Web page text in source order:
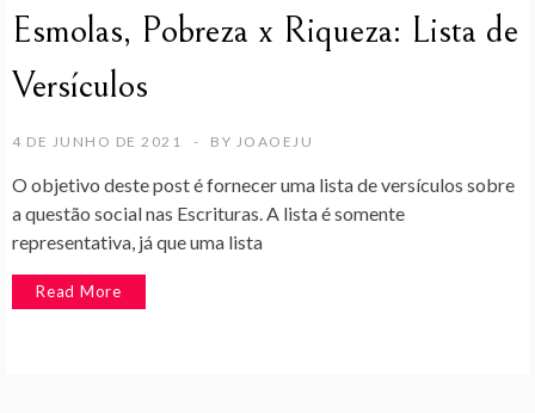
Esmolas, Pobreza x Riqueza: Lista de
Versículos
4 DE JUNHO DE 2021 BY JOAOEJU
O objetivo deste post é fornecer uma lista de versículos sobre
a questão social nas Escrituras. A lista é somente
representativa, já que uma lista
Read More